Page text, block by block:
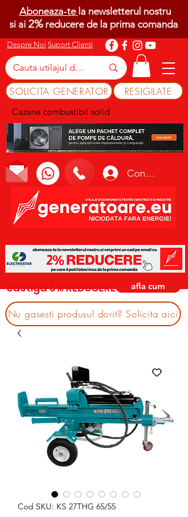
Despre Noi Suport Clienti
SOLICITA GENERATOR RESIGILATE
Cazane combustibil solid
Conectează-te
Aboneaza-te la newsletterul nostru
si ai 2%reducere de la prima comanda
castiga 3% REDUCERE afla cum
Nu gasesti produsul dorit? Solicita aici
Cod SKU: KS 27THG 65/55